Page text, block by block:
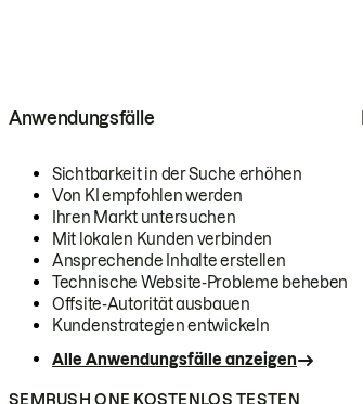
Anwendungsfälle
Sichtbarkeit in der Suche erhöhen
Von KI empfohlen werden
Ihren Markt untersuchen
Mit lokalen Kunden verbinden
Ansprechende Inhalte erstellen
Technische Website-Probleme beheben
Offsite-Autorität ausbauen
Kundenstrategien entwickeln
Alle Anwendungsfälle anzeigen
SEMRUSH ONE KOSTENLOS TESTEN